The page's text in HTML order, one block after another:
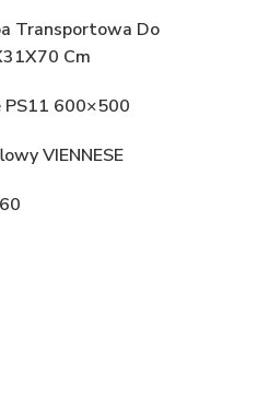
Transportowa Do
Cm
600×500
VIENNESE